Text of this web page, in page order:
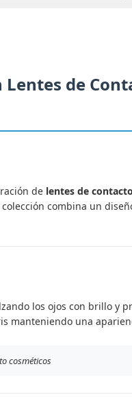
de
de lentes de
colección combina un
los ojos con brillo y
manteniendo una
cosméticos